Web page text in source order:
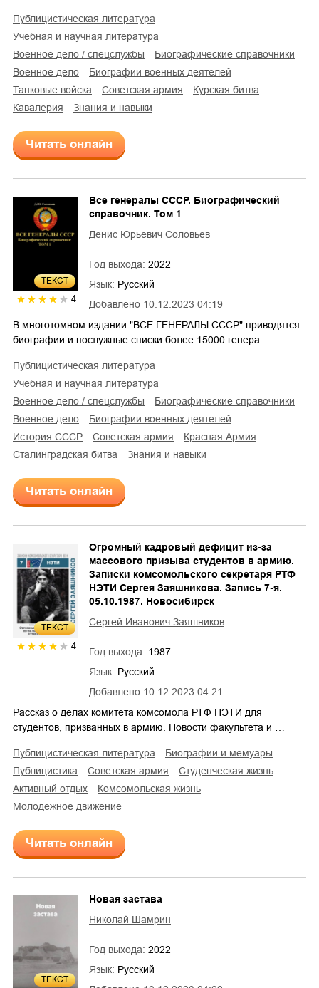
публицистическая литература
учебная и научная литература
военное дело / спецслужбы
биографические справочники
военное дело
биографии военных деятелей
танковые войска
советская армия
Курская битва
кавалерия
знания и навыки
Читать онлайн
ТЕКСТ
4 Добавлено 10.12.2023 04:19
Все генералы СССР. Биографический
справочник. Том 1
Денис Юрьевич Соловьев
Год выхода: 2022
Язык: Русский
В многотомном издании "ВСЕ ГЕНЕРАЛЫ СССР" приводятся
биографии и послужные списки более 15000 генера…
публицистическая литература
учебная и научная литература
военное дело / спецслужбы
биографические справочники
военное дело
биографии военных деятелей
история СССР
советская армия
Красная Армия
Сталинградская битва
знания и навыки
Читать онлайн
ТЕКСТ
4
Добавлено 10.12.2023 04:21
Огромный кадровый дефицит из-за
массового призыва студентов в армию.
Записки комсомольского секретаря РТФ
НЭТИ Сергея Заяшникова. Запись 7-я.
05.10.1987. Новосибирск
Сергей Иванович Заяшников
Год выхода: 1987
Язык: Русский
Рассказ о делах комитета комсомола РТФ НЭТИ для
студентов, призванных в армию. Новости факультета и …
публицистическая литература
биографии и мемуары
публицистика
советская армия
студенческая жизнь
активный отдых
комсомольская жизнь
молодежное движение
Читать онлайн
ТЕКСТ
Новая застава
Николай Шамрин
Год выхода: 2022
Язык: Русский